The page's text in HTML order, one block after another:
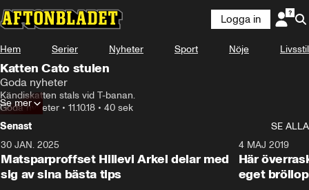
Logga in
Hem Serier Nyheter Sport Nöje Livsstil
Katten Cato stulen
Goda nyheter
Kändiskatten stals vid T-banan.
Goda nyheter • 11.10.18 • 40 sek
Se mer
Senast
SE ALLA
30 JAN. 2025
Matsparproffset Hillevi Arkel delar med
sig av sina bästa tips
4 MAJ 2019
Här
eget bröllop